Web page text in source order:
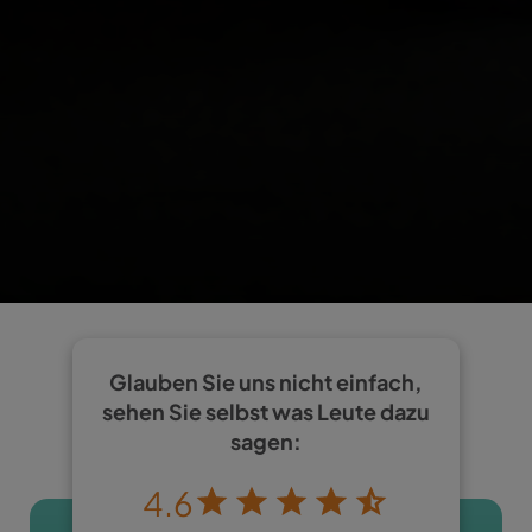
Glauben Sie uns nicht einfach,
sehen Sie selbst was Leute dazu
sagen:
4.6